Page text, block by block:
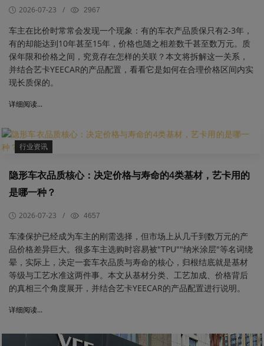
2026-07-23 / 2967
车主在比价时常常会发现一个现象：有的车衣产品质保只有2-3年，
有的却能达到10年甚至15年，价格也随之相差数千甚至数万元。质
保年限和价格之间，究竟存在怎样的关联？本文将拆解这一关系，
并结合艺卡YEECAR的产品配置，看看它是如何在合理价格区间内实
现长质保的。
详细阅读...
行业资讯
隐形车衣品质核心：决定价格与寿命的4类基材，艺卡用的
是哪一种？
2026-07-23 / 4657
车漆保护已经成为车主的刚需选择，但市场上从几千到数万元的产
品价格差异巨大。很多车主选购时容易被"TPU""纳米涂层"等名词绕
晕，实际上，决定一套车衣品质与寿命的核心，归根结底就是基材
等级与工艺水准这两件事。本文从基材分类、工艺加成、价格背后
的真相三个角度展开，并结合艺卡YEECAR的产品配置进行说明。
详细阅读...